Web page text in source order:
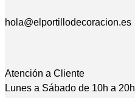
hola@elportillodecoracion.es
Atención a Cliente
Lunes a Sábado de 10h a 20h